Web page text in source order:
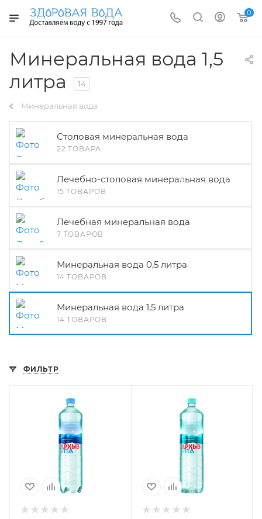
0
Минеральная вода 1,5
литра
14
Минеральная вода
Столовая минеральная вода
22 ТОВАРА
Лечебно-столовая минеральная вода
15 ТОВАРОВ
Лечебная минеральная вода
7 ТОВАРОВ
Минеральная вода 0,5 литра
14 ТОВАРОВ
Минеральная вода 1,5 литра
14 ТОВАРОВ
ФИЛЬТР